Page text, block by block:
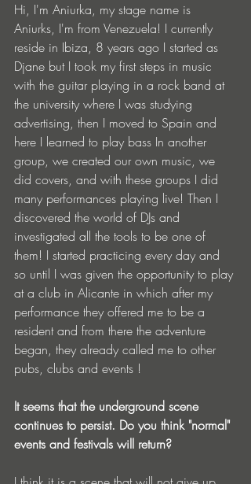
Hi, I'm Aniurka, my stage name is
Aniurks, I'm from Venezuela! I currently
reside in Ibiza, 8 years ago I started as
Djane but I took my first steps in music
with the guitar playing in a rock band at
the university where I was studying
advertising, then I moved to Spain and
here I learned to play bass In another
group, we created our own music, we
did covers, and with these groups I did
many performances playing live! Then I
discovered the world of DJs and
investigated all the tools to be one of
them! I started practicing every day and
so until I was given the opportunity to play
at a club in Alicante in which after my
performance they offered me to be a
resident and from there the adventure
began, they already called me to other
pubs, clubs and events !
It seems that the underground scene
continues to persist. Do you think "normal"
events and festivals will return?